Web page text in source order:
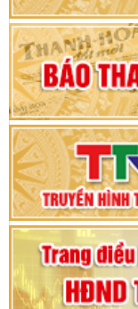
Khai
hội
Bế
tỉnh